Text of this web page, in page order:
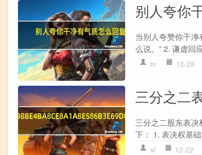
别人夸你
当别人夸赞你干
么说。” 2. 谦虚回
br 12-28
三分之二
三分之二股东表
下： 1. 表决权基
sf 12-22